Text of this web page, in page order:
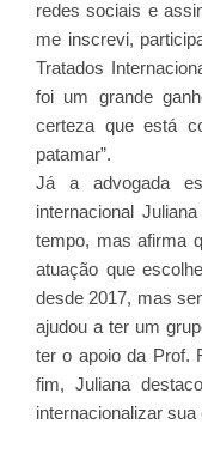
redes sociais e
me inscrevi,
Tratados
foi um grande
certeza que está
patamar”.
Já a advogada
internacional
tempo, mas afirma
atuação que
desde 2017, mas
ajudou a ter um
ter o apoio da Prof.
fim, Juliana
internacionalizar